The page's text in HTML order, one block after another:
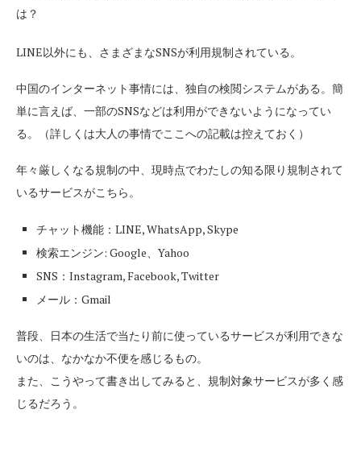
は？
LINE以外にも、さまざまなSNSが利用規制されている。
中国のインターネット事情には、独自の検閲システムがある。簡
単に言えば、一部のSNSなどは利用ができないようになってい
る。（詳しくは大人の事情でここへの記載は控えておく）
年々厳しくなる規制の中、現時点でわたしの知る限り規制されて
いるサービスがこちら。
チャット機能：LINE, WhatsApp, Skype
検索エンジン: Google、Yahoo
SNS：Instagram, Facebook, Twitter
メール：Gmail
普段、日本の生活で当たり前に使っているサービスが利用できな
いのは、なかなか不便を感じるもの。
また、こうやって書き出してみると、規制対象サービスが多く感
じるだろう。